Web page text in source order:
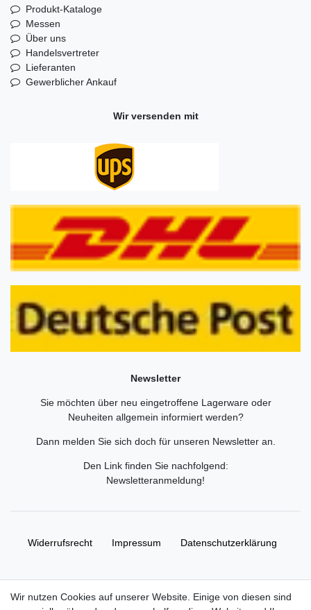
Produkt-Kataloge
Messen
Über uns
Handelsvertreter
Lieferanten
Gewerblicher Ankauf
Wir versenden mit
Newsletter
Sie möchten über neu eingetroffene Lagerware oder
Neuheiten allgemein informiert werden?
Dann melden Sie sich doch für unseren Newsletter an.
Den Link finden Sie nachfolgend:
Newsletteranmeldung!
Widerrufs­recht Impressum Daten­schutz­erklärung
Wir nutzen Cookies auf unserer Website. Einige von diesen sind